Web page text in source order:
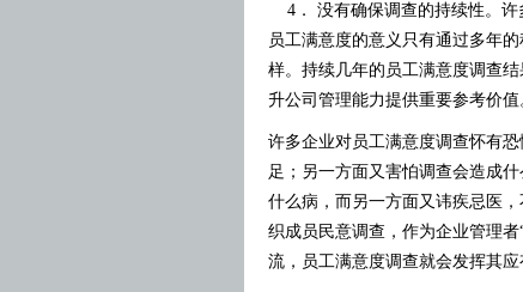
4． 没有确保调查的持续性。许
员工满意度的意义只有通过多年
样。持续几年的员工满意度调查
升公司管理能力提供重要参考价值
许多企业对员工满意度调查怀有
足；另一方面又害怕调查会造成
什么病，而另一方面又讳疾忌医
织成员民意调查，作为企业管理
流，员工满意度调查就会发挥其